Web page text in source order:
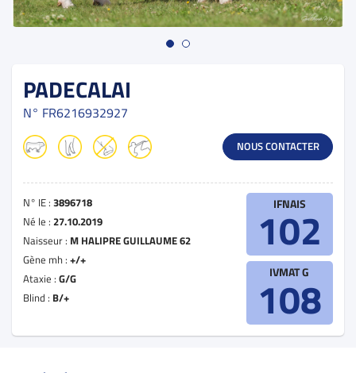
PADECALAI
N° FR6216932927
NOUS CONTACTER
N° IE : 3896718
Né le : 27.10.2019
Naisseur : M HALIPRE GUILLAUME 62
Gène mh : +/+
Ataxie : G/G
Blind : B/+
IFNAIS
102
IVMAT G
108